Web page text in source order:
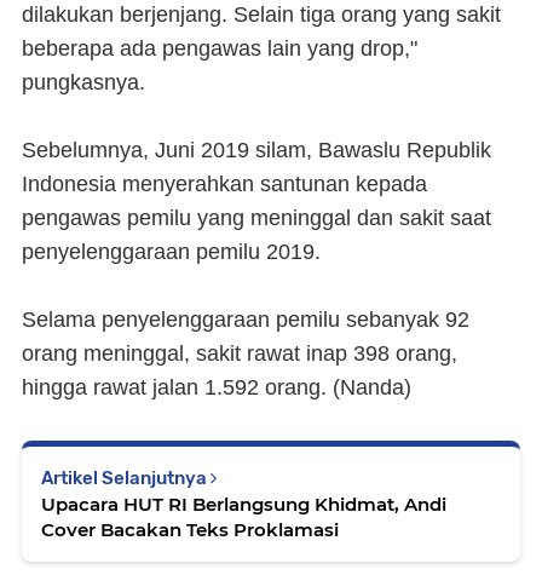
dilakukan berjenjang. Selain tiga orang yang sakit
beberapa ada pengawas lain yang drop,"
pungkasnya.
Sebelumnya, Juni 2019 silam, Bawaslu Republik
Indonesia menyerahkan santunan kepada
pengawas pemilu yang meninggal dan sakit saat
penyelenggaraan pemilu 2019.
Selama penyelenggaraan pemilu sebanyak 92
orang meninggal, sakit rawat inap 398 orang,
hingga rawat jalan 1.592 orang. (Nanda)
Artikel Selanjutnya
Upacara HUT RI Berlangsung Khidmat, Andi
Cover Bacakan Teks Proklamasi